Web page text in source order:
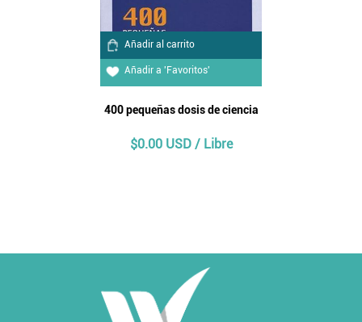
Añadir al carrito
Añadir a 'Favoritos'
400 pequeñas dosis de ciencia
$0.00 USD / Libre